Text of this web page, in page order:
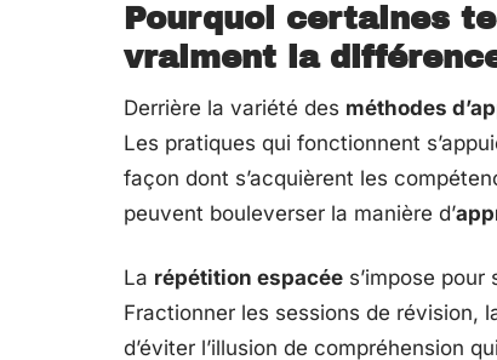
Pourquoi certaines
vraiment la
Derrière la variété des méthodes
Les pratiques qui fonctionnent
façon dont s’acquièrent les
peuvent bouleverser la manière d’
La répétition espacée s’impose
Fractionner les sessions de révision,
d’éviter l’illusion de compréhension